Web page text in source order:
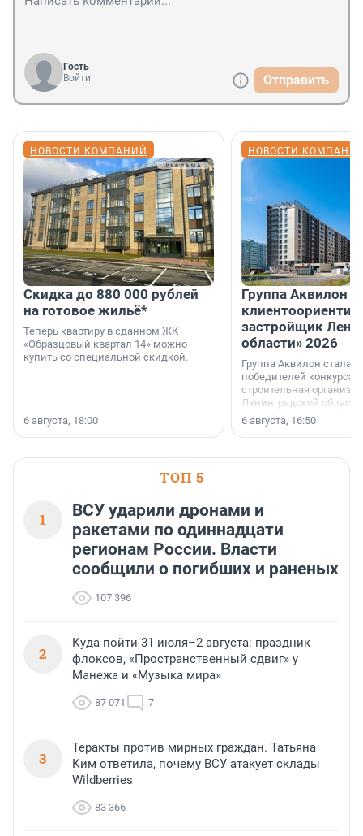
Гость
Войти
Отправить
НОВОСТИ КОМПАНИЙ
Скидка до 880 000 рублей
на готовое жильё*
Теперь квартиру в сданном ЖК
«Образцовый квартал 14» можно
купить со специальной скидкой.
6 августа, 18:00
НОВОСТИ
Группа Аквилон
застройщик
области» 2026
Группа Аквилон стала
победителей конкурса
строительная
Ленинградской области
номинации «Самый
застройщик
области».
6 августа, 16:50
ТОП 5
1
ВСУ ударили дронами и
ракетами по одиннадцати
регионам России. Власти
сообщили о погибших и раненых
107 396
2
Куда пойти 31 июля–2 августа: праздник
флоксов, «Пространственный сдвиг» у
Манежа и «Музыка мира»
87 071 7
3
Теракты против мирных граждан. Татьяна
Ким ответила, почему ВСУ атакует склады
Wildberries
83 366